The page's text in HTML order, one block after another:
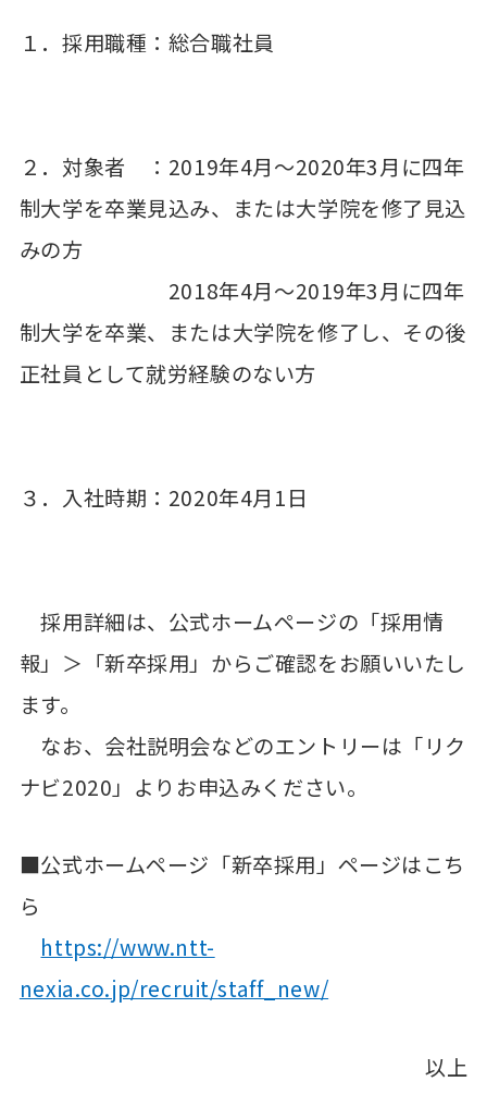
１．採用職種：総合職社員
２．対象者 ：2019年4月～2020年3月に四年
制大学を卒業見込み、または大学院を修了見込
みの方
2018年4月～2019年3月に四年
制大学を卒業、または大学院を修了し、その後
正社員として就労経験のない方
３．入社時期：2020年4月1日
採用詳細は、公式ホームページの「採用情
報」＞「新卒採用」からご確認をお願いいたし
ます。
なお、会社説明会などのエントリーは「リク
ナビ2020」よりお申込みください。
■公式ホームページ「新卒採用」ページはこち
ら
https://www.ntt-
nexia.co.jp/recruit/staff_new/
以上